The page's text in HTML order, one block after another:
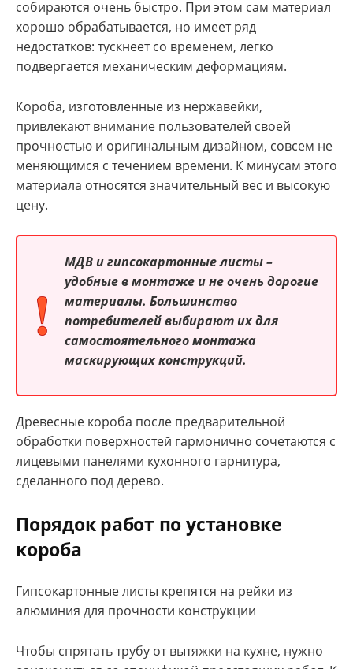
собираются очень быстро. При этом сам материал
хорошо обрабатывается, но имеет ряд
недостатков: тускнеет со временем, легко
подвергается механическим деформациям.
Короба, изготовленные из нержавейки,
привлекают внимание пользователей своей
прочностью и оригинальным дизайном, совсем не
меняющимся с течением времени. К минусам этого
материала относятся значительный вес и высокую
цену.
МДВ и гипсокартонные листы –
удобные в монтаже и не очень дорогие
материалы. Большинство
потребителей выбирают их для
самостоятельного монтажа
маскирующих конструкций.
Древесные короба после предварительной
обработки поверхностей гармонично сочетаются с
лицевыми панелями кухонного гарнитура,
сделанного под дерево.
Порядок работ по установке
короба
Гипсокартонные листы крепятся на рейки из
алюминия для прочности конструкции
Чтобы спрятать трубу от вытяжки на кухне, нужно